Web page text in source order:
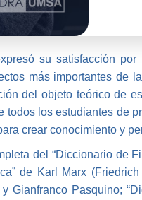
su satisfacción
más importantes de
del objeto teórico de
los estudiantes de
crear conocimiento y
del “Diccionario de
de Karl Marx
Gianfranco Pasquino;